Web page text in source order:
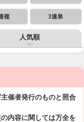
複 3連単
人気順
催者発行のものと照合
内容に関しては万全を